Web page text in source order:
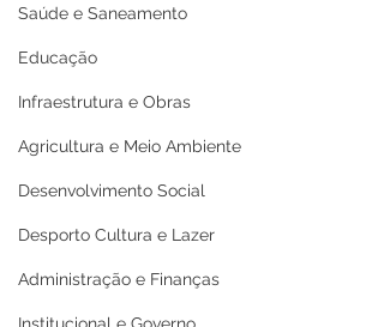
Saúde e Saneamento
Educação
Infraestrutura e Obras
Agricultura e Meio Ambiente
Desenvolvimento Social
Desporto Cultura e Lazer
Administração e Finanças